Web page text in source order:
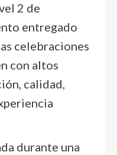
2 de
entregado
celebraciones
con altos
calidad,
durante una